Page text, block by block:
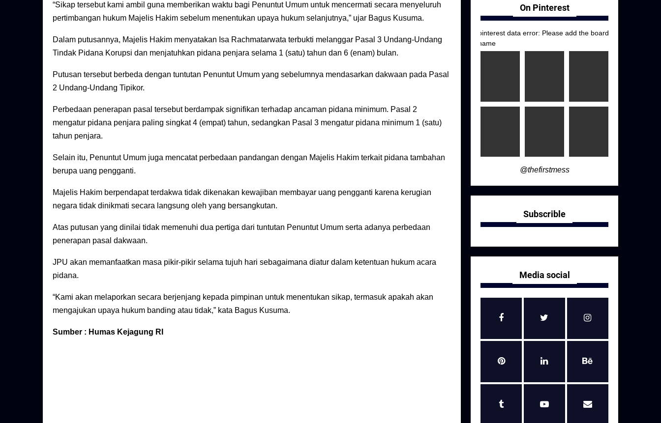
“Sikap tersebut kami ambil guna memberikan waktu bagi Penuntut Umum untuk mencermati secara menyeluruh
pertimbangan hukum Majelis Hakim sebelum menentukan upaya hukum selanjutnya,” ujar Bagus Kusuma.
Dalam putusannya, Majelis Hakim menyatakan Isa Rachmatarwata terbukti melanggar Pasal 3 Undang-Undang
Tindak Pidana Korupsi dan menjatuhkan pidana penjara selama 1 (satu) tahun dan 6 (enam) bulan.
Putusan tersebut berbeda dengan tuntutan Penuntut Umum yang sebelumnya mendasarkan dakwaan pada Pasal
2 Undang-Undang Tipikor.
Perbedaan penerapan pasal tersebut berdampak signifikan terhadap ancaman pidana minimum. Pasal 2
mengatur pidana penjara paling singkat 4 (empat) tahun, sedangkan Pasal 3 mengatur pidana minimum 1 (satu)
tahun penjara.
Selain itu, Penuntut Umum juga mencatat perbedaan pandangan dengan Majelis Hakim terkait pidana tambahan
berupa uang pengganti.
Majelis Hakim berpendapat terdakwa tidak dikenakan kewajiban membayar uang pengganti karena kerugian
negara tidak dinikmati secara langsung oleh yang bersangkutan.
Atas putusan yang dinilai tidak memenuhi dua pertiga dari tuntutan Penuntut Umum serta adanya perbedaan
penerapan pasal dakwaan.
JPU akan memanfaatkan masa pikir-pikir selama tujuh hari sebagaimana diatur dalam ketentuan hukum acara
pidana.
“Kami akan melaporkan secara berjenjang kepada pimpinan untuk menentukan sikap, termasuk apakah akan
mengajukan upaya hukum banding atau tidak,” kata Bagus Kusuma.
Sumber : Humas Kejagung RI
On Pinterest
pinterest data error: Please add the board
name
@thefirstmess
Subscrible
Media social